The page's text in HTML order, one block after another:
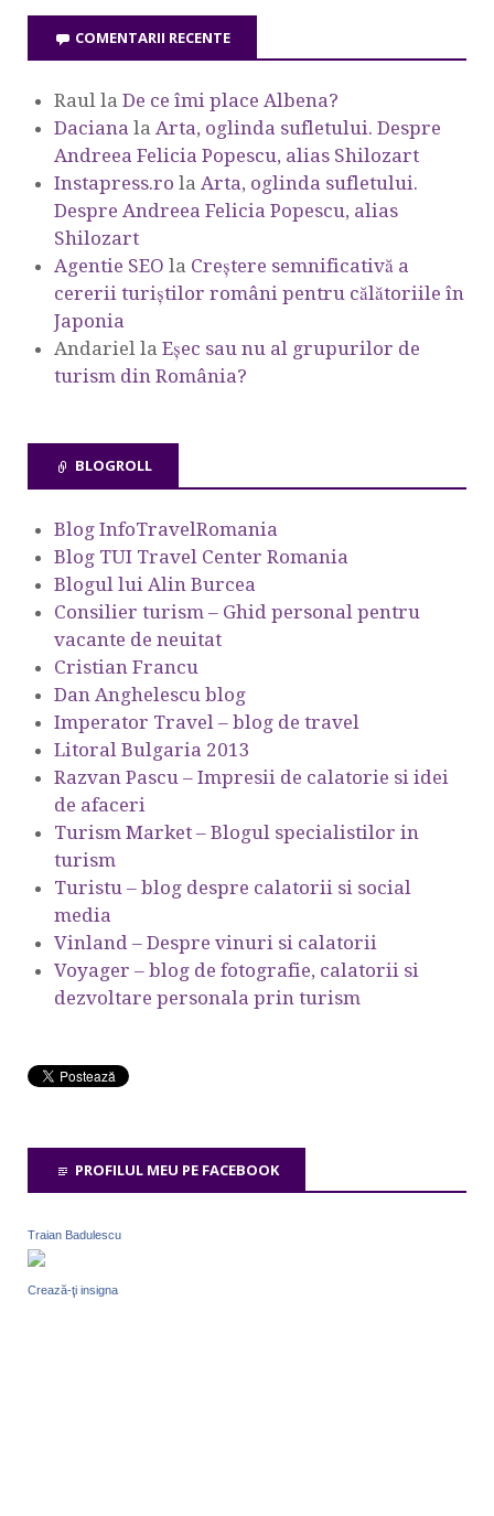
COMENTARII RECENTE
Raul la De ce îmi place Albena?
Daciana la Arta, oglinda sufletului. Despre
Andreea Felicia Popescu, alias Shilozart
Instapress.ro la Arta, oglinda sufletului.
Despre Andreea Felicia Popescu, alias
Shilozart
Agentie SEO la Creștere semnificativă a
cererii turiștilor români pentru călătoriile în
Japonia
Andariel la Eşec sau nu al grupurilor de
turism din România?
BLOGROLL
Blog InfoTravelRomania
Blog TUI Travel Center Romania
Blogul lui Alin Burcea
Consilier turism – Ghid personal pentru
vacante de neuitat
Cristian Francu
Dan Anghelescu blog
Imperator Travel – blog de travel
Litoral Bulgaria 2013
Razvan Pascu – Impresii de calatorie si idei
de afaceri
Turism Market – Blogul specialistilor in
turism
Turistu – blog despre calatorii si social
media
Vinland – Despre vinuri si calatorii
Voyager – blog de fotografie, calatorii si
dezvoltare personala prin turism
PROFILUL MEU PE FACEBOOK
Traian Badulescu
Crează-ţi insigna